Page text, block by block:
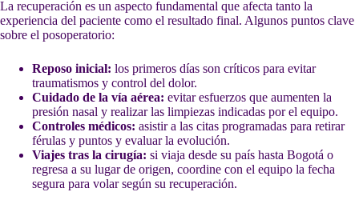
La recuperación es un aspecto fundamental que afecta tanto la
experiencia del paciente como el resultado final. Algunos puntos clave
sobre el posoperatorio:
Reposo inicial: los primeros días son críticos para evitar
traumatismos y control del dolor.
Cuidado de la vía aérea: evitar esfuerzos que aumenten la
presión nasal y realizar las limpiezas indicadas por el equipo.
Controles médicos: asistir a las citas programadas para retirar
férulas y puntos y evaluar la evolución.
Viajes tras la cirugía: si viaja desde su país hasta Bogotá o
regresa a su lugar de origen, coordine con el equipo la fecha
segura para volar según su recuperación.